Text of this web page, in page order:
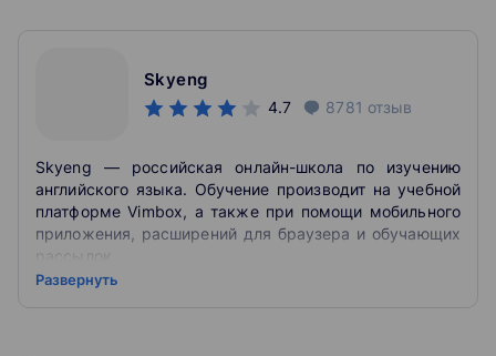
Skyeng
4.7 8781 отзыв
Skyeng — российская онлайн-школа по изучению
английского языка. Обучение производит на учебной
платформе Vimbox, а также при помощи мобильного
приложения, расширений для браузера и обучающих
Развернуть